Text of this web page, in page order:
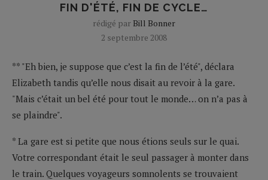
FIN D'ÉTÉ, FIN DE CYCLE…
rédigé par Bill Bonner
2 septembre 2008
** "Eh bien, je suppose que c’est la fin de l’été", déclara
Elizabeth tandis qu’elle nous disait au revoir à la gare.
"Mais c’était un bel été pour tout le monde… on n’a pas à
se plaindre".
* La gare est si petite que nous étions seuls sur le quai.
Votre correspondant était le seul passager à monter dans
le train. Quelques voyageurs somnolents se trouvaient